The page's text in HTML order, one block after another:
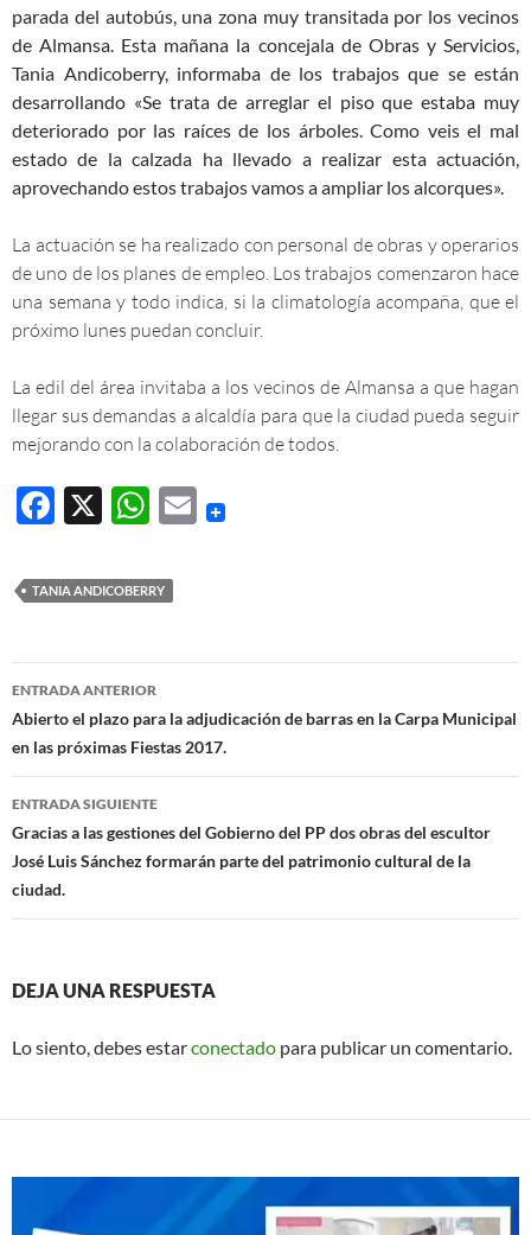
parada del autobús, una zona muy transitada por los vecinos
de Almansa. Esta mañana la concejala de Obras y Servicios,
Tania Andicoberry, informaba de los trabajos que se están
desarrollando «Se trata de arreglar el piso que estaba muy
deteriorado por las raíces de los árboles. Como veis el mal
estado de la calzada ha llevado a realizar esta actuación,
aprovechando estos trabajos vamos a ampliar los alcorques».
La actuación se ha realizado con personal de obras y operarios
de uno de los planes de empleo. Los trabajos comenzaron hace
una semana y todo indica, si la climatología acompaña, que el
próximo lunes puedan concluir.
La edil del área invitaba a los vecinos de Almansa a que hagan
llegar sus demandas a alcaldía para que la ciudad pueda seguir
mejorando con la colaboración de todos.
F
e
b
o
o
k
X
W
at
s
A
p
p
E
TANIA ANDICOBERRY
Navegación
de
entradas
ENTRADA ANTERIOR
Abierto el plazo para la adjudicación de barras en la Carpa Municipal
en las próximas Fiestas 2017.
ENTRADA SIGUIENTE
Gracias a las gestiones del Gobierno del PP dos obras del escultor
José Luis Sánchez formarán parte del patrimonio cultural de la
ciudad.
DEJA UNA RESPUESTA
Lo siento, debes estarconectado para publicar un comentario.